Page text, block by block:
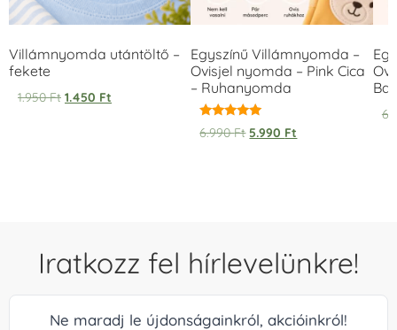
Villámnyomda utántöltő –
fekete
1.950Ft 1.450 Ft
Egyszínű Villámnyomda –
Ovisjel nyomda – Pink Cica
– Ruhanyomda
Értékelés:
5.00
6.990Ft 5.990 Ft
Iratkozz fel hírlevelünkre!
Ne maradj le újdonságainkról, akcióinkról!